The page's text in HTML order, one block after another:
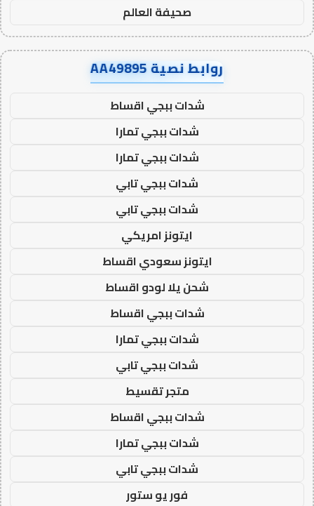
صحيفة العالم
روابط نصية AA49895
شدات ببجي اقساط
شدات ببجي تمارا
شدات ببجي تمارا
شدات ببجي تابي
شدات ببجي تابي
ايتونز امريكي
ايتونز سعودي اقساط
شحن يلا لودو اقساط
شدات ببجي اقساط
شدات ببجي تمارا
شدات ببجي تابي
متجر تقسيط
شدات ببجي اقساط
شدات ببجي تمارا
شدات ببجي تابي
فور يو ستور